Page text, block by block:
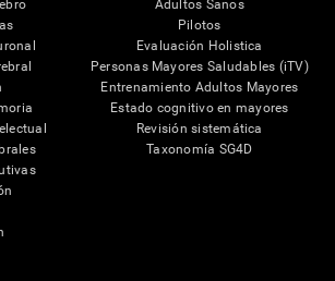
Adultos Sanos
Pilotos
Evaluación Holistica
Personas Mayores Saludables (iTV)
Entrenamiento Adultos Mayores
Estado cognitivo en mayores
Revisión sistemática
Taxonomía SG4D